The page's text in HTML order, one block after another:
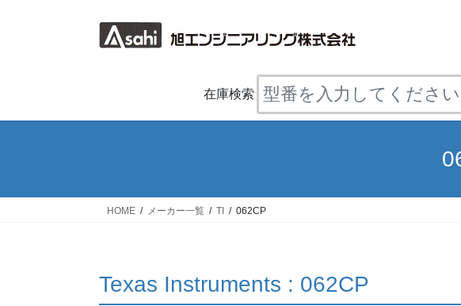
ス
ン
在庫検索
HOME メーカー一覧 TI 062CP
Texas Instruments : 062CP